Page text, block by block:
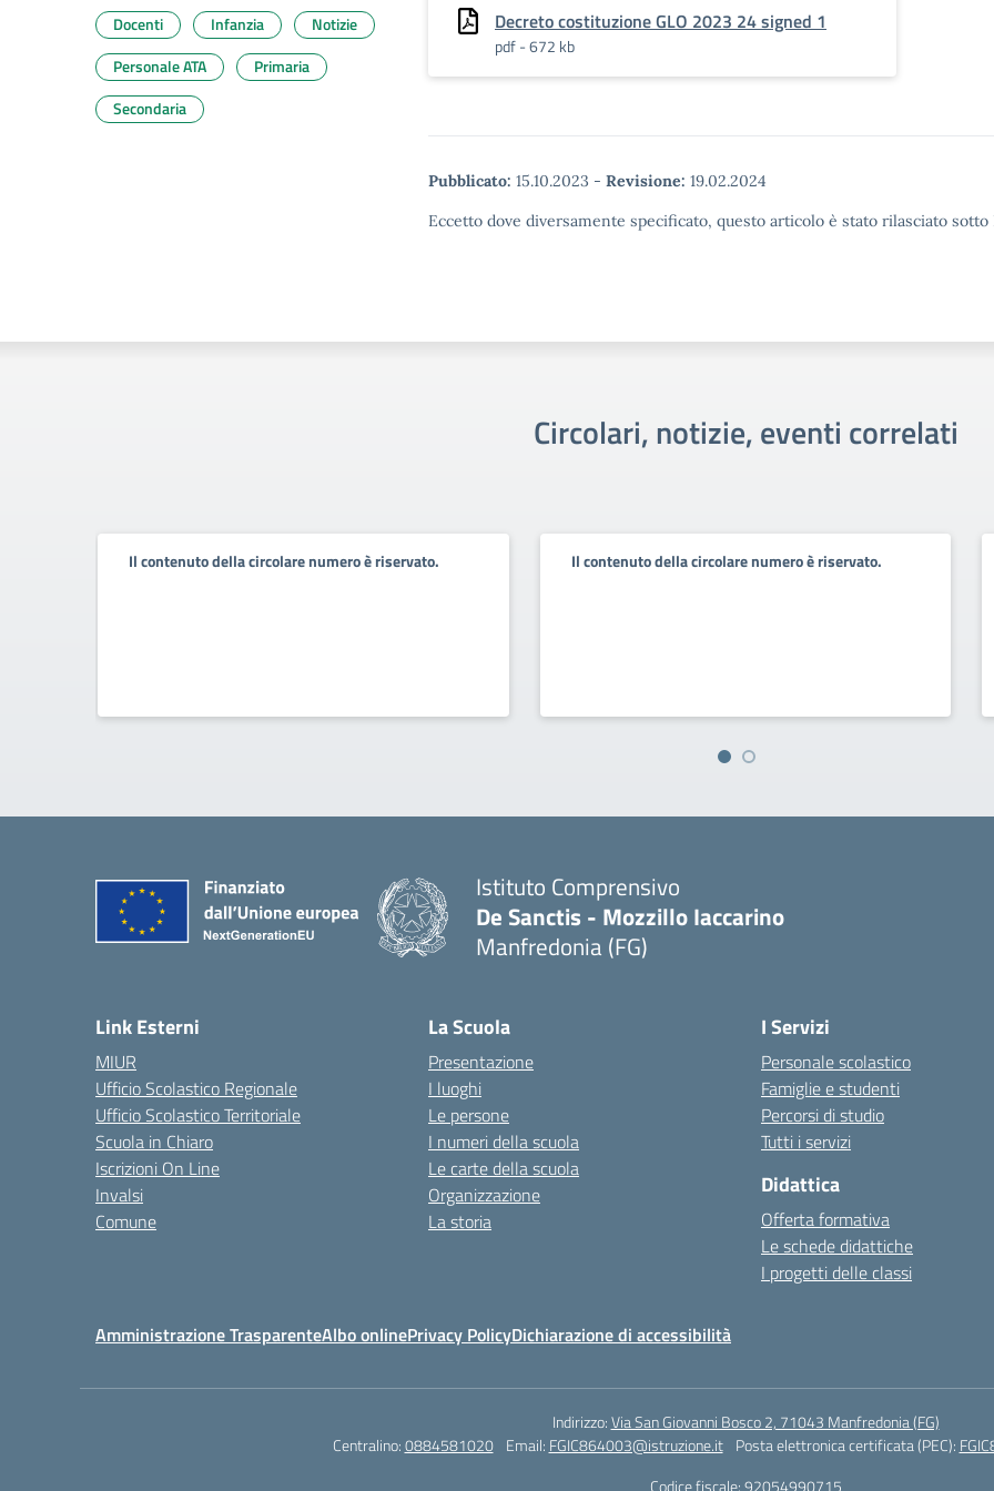
Decreto costituzione GLO 2023 24 signed 1
pdf - 672 kb
Pubblicato: 15.10.2023 - Revisione: 19.02.2024
Eccetto dove diversamente specificato, questo articolo è stato rilasciato
Docenti Infanzia
Notizie
Personale ATA
Primaria
Secondaria
Circolari, notizie, eventi correlati
Il contenuto della circolare numero è riservato. Il contenuto della circolare numero è riservato.
Istituto Comprensivo
De Sanctis - Mozzillo Iaccarino
Manfredonia (FG)
Link Esterni
MIUR
Ufficio Scolastico Regionale
Ufficio Scolastico Territoriale
Scuola in Chiaro
Iscrizioni On Line
Invalsi
Comune
La Scuola
Presentazione
I luoghi
Le persone
I numeri della scuola
Le carte della scuola
Organizzazione
La storia
I Servizi
Personale scolastico
Famiglie e studenti
Percorsi di studio
Tutti i servizi
Didattica
Offerta formativa
Le schede didattiche
I progetti delle classi
Amministrazione TrasparenteAlbo onlinePrivacy PolicyDichiarazione di accessibilità
Indirizzo:Via San Giovanni Bosco 2, 71043 Manfredonia (FG)
Centralino:0884581020 Email: FGIC864003@istruzione.it Posta elettronica certificata (PEC):
Codice fiscale: 92054990715